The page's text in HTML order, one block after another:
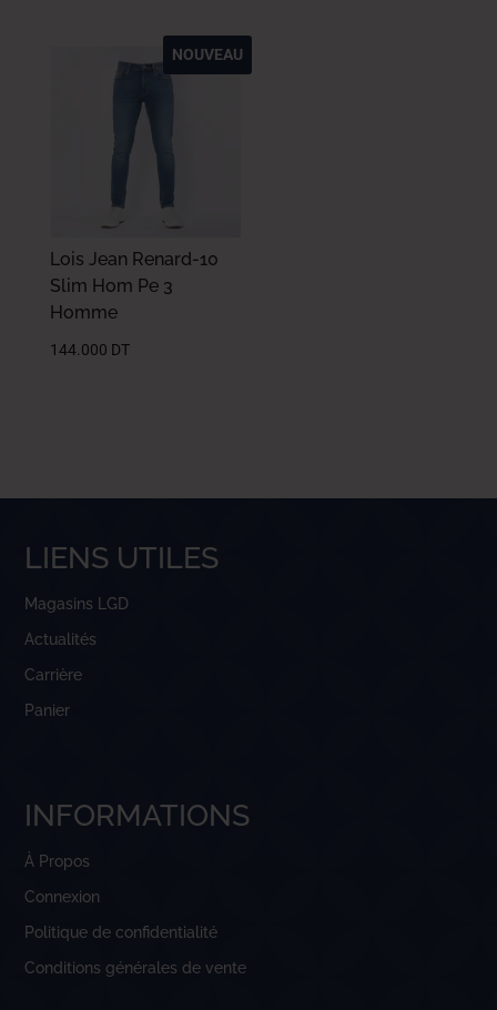
NOUVEAU
Lois Jean Renard-10
Slim Hom Pe 3
Homme
144.000 DT
LIENS UTILES
Magasins LGD
Actualités
Carrière
Panier
INFORMATIONS
À Propos
Connexion
Politique de confidentialité
Conditions générales de vente